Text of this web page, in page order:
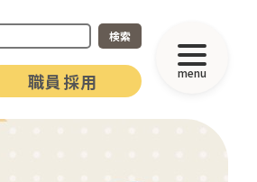
検索
職員採用 menu